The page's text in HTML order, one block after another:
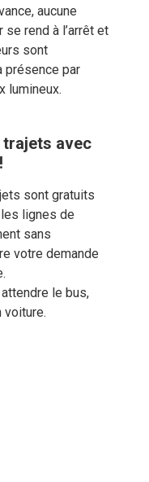
aucune
se rend à l’arrêt et
sont
présence par
lumineux.
trajets avec
sont gratuits
lignes de
sans
votre demande
le bus,
voiture.